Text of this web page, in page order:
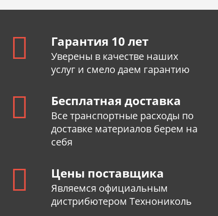
Гарантия 10 лет
Уверены в качестве наших
услуг и смело даем гарантию
Бесплатная доставка
Все транспортные расходы по
доставке материалов берем на
себя
Цены поставщика
Являемся официальным
дистрибютером Технониколь